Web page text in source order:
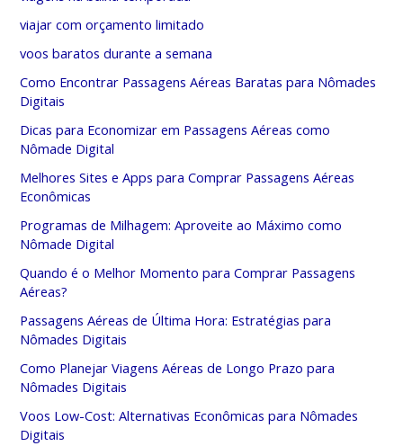
viajar com orçamento limitado
voos baratos durante a semana
Como Encontrar Passagens Aéreas Baratas para Nômades
Digitais
Dicas para Economizar em Passagens Aéreas como
Nômade Digital
Melhores Sites e Apps para Comprar Passagens Aéreas
Econômicas
Programas de Milhagem: Aproveite ao Máximo como
Nômade Digital
Quando é o Melhor Momento para Comprar Passagens
Aéreas?
Passagens Aéreas de Última Hora: Estratégias para
Nômades Digitais
Como Planejar Viagens Aéreas de Longo Prazo para
Nômades Digitais
Voos Low-Cost: Alternativas Econômicas para Nômades
Digitais